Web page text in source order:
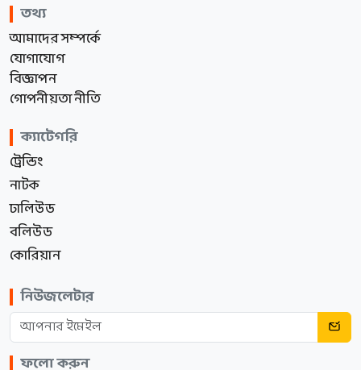
তথ্য
আমাদের সম্পর্কে
যোগাযোগ
বিজ্ঞাপন
গোপনীয়তা নীতি
ক্যাটেগরি
ট্রেন্ডিং
নাটক
ঢালিউড
বলিউড
কোরিয়ান
নিউজলেটার
ফলো করুন